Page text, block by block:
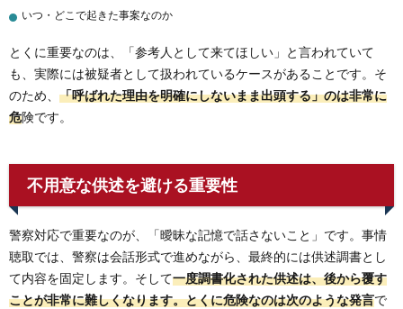
いつ・どこで起きた事案なのか
とくに重要なのは、「参考人として来てほしい」と言われていて
も、実際には被疑者として扱われているケースがあることです。そ
のため、 「呼ばれた理由を明確にしないまま出頭する」のは非常に
危険です。
不用意な供述を避ける重要性
警察対応で重要なのが、「曖昧な記憶で話さないこと」です。事情
聴取では、警察は会話形式で進めながら、最終的には供述調書とし
て内容を固定します。そして一度調書化された供述は、後から覆す
ことが非常に難しくなります。とくに危険なのは次のような発言で